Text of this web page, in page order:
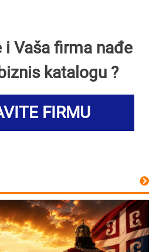
i Vaša firma nađe
katalogu ?
FIRMU